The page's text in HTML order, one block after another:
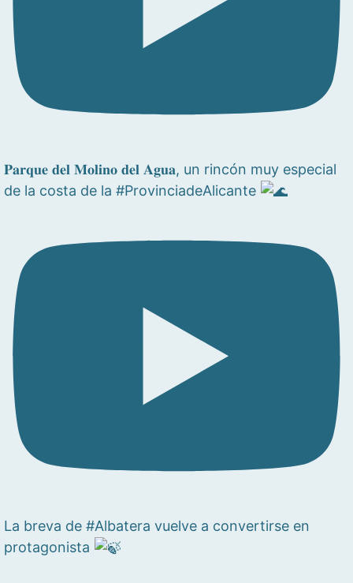
𝐏𝐚𝐫𝐪𝐮𝐞 𝐝𝐞𝐥 𝐌𝐨𝐥𝐢𝐧𝐨 𝐝𝐞𝐥 𝐀𝐠𝐮𝐚, un rincón muy especial
de la costa de la #ProvinciadeAlicante
La breva de #Albatera vuelve a convertirse en
protagonista